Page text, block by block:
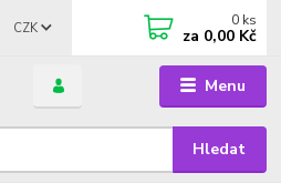
Menu
CZK
Hledat
0 ks
za 0,00 Kč